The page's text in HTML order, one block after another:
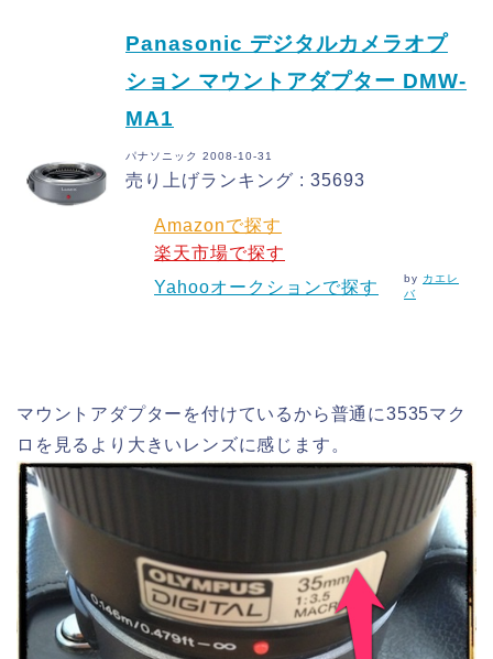
Panasonic デジタルカメラオプ
ション マウントアダプター DMW-
MA1
パナソニック 2008-10-31
売り上げランキング : 35693
Amazonで探す
楽天市場で探す
Yahooオークションで探す
by カエレ
バ
マウントアダプターを付けているから普通に3535マク
ロを見るより大きいレンズに感じます。